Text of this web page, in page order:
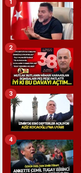
1
2
3
4